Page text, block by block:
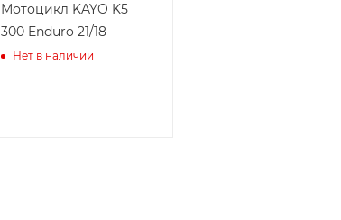
Мотоцикл KAYO K5
300 Enduro 21/18
Нет в наличии